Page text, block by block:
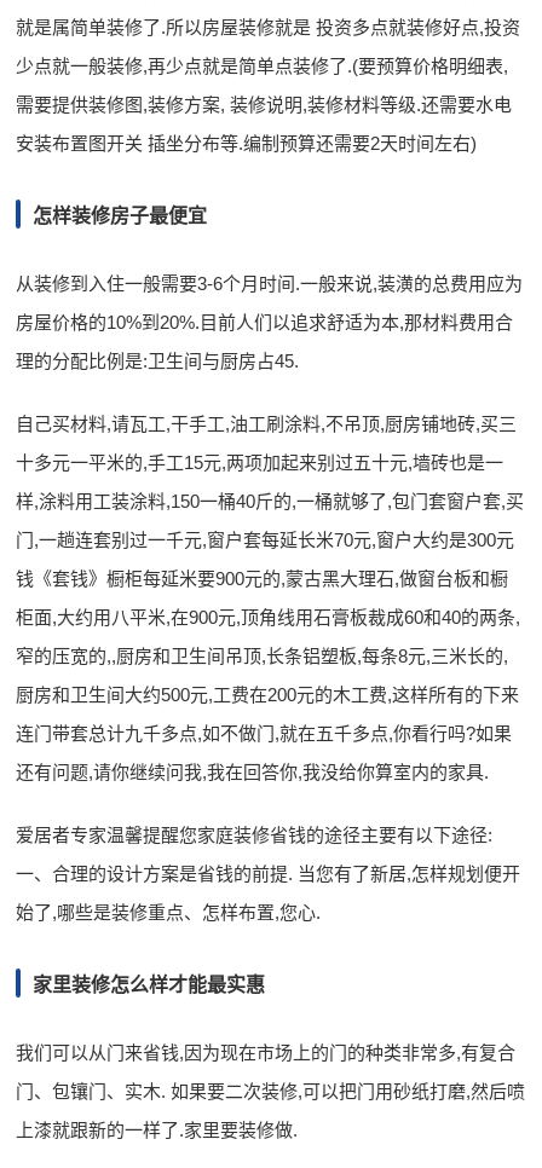
就是属简单装修了.所以房屋装修就是 投资多点就装修好点,投资
少点就一般装修,再少点就是简单点装修了.(要预算价格明细表,
需要提供装修图,装修方案, 装修说明,装修材料等级.还需要水电
安装布置图开关 插坐分布等.编制预算还需要2天时间左右)
怎样装修房子最便宜
从装修到入住一般需要3-6个月时间.一般来说,装潢的总费用应为
房屋价格的10%到20%.目前人们以追求舒适为本,那材料费用合
理的分配比例是:卫生间与厨房占45.
自己买材料,请瓦工,干手工,油工刷涂料,不吊顶,厨房铺地砖,买三
十多元一平米的,手工15元,两项加起来别过五十元,墙砖也是一
样,涂料用工装涂料,150一桶40斤的,一桶就够了,包门套窗户套,买
门,一趟连套别过一千元,窗户套每延长米70元,窗户大约是300元
钱《套钱》橱柜每延米要900元的,蒙古黑大理石,做窗台板和橱
柜面,大约用八平米,在900元,顶角线用石膏板裁成60和40的两条,
窄的压宽的,,厨房和卫生间吊顶,长条铝塑板,每条8元,三米长的,
厨房和卫生间大约500元,工费在200元的木工费,这样所有的下来
连门带套总计九千多点,如不做门,就在五千多点,你看行吗?如果
还有问题,请你继续问我,我在回答你,我没给你算室内的家具.
爱居者专家温馨提醒您家庭装修省钱的途径主要有以下途径:
一、合理的设计方案是省钱的前提. 当您有了新居,怎样规划便开
始了,哪些是装修重点、怎样布置,您心.
家里装修怎么样才能最实惠
我们可以从门来省钱,因为现在市场上的门的种类非常多,有复合
门、包镶门、实木. 如果要二次装修,可以把门用砂纸打磨,然后喷
上漆就跟新的一样了.家里要装修做.